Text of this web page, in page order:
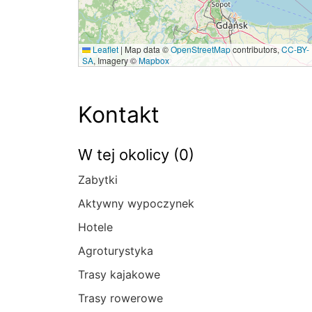
Leaflet | Map data ©OpenStreetMapcontributors,CC-BY-
SA, Imagery ©Mapbox
Kontakt
W tej okolicy (0)
Zabytki
Aktywny wypoczynek
Hotele
Agroturystyka
Trasy kajakowe
Trasy rowerowe